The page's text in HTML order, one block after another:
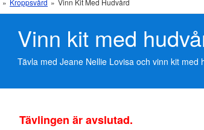
» Kroppsvård » Vinn Kit Med Hudvård
Vinn kit med
Tävla med Jeane Nellie Lovisa och vinn kit
Tävlingen är avslutad.